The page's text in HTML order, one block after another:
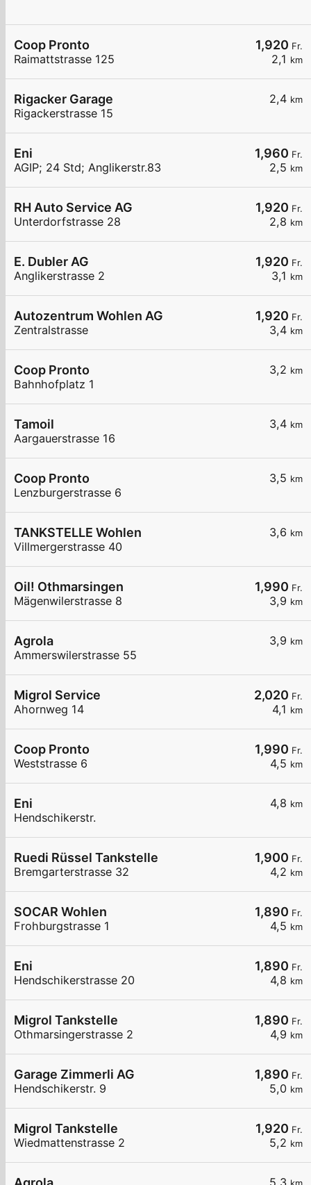
1,920 Fr.
2,1 km
Coop Pronto
Raimattstrasse 125
2,4 km
Rigacker Garage
Rigackerstrasse 15
1,960 Fr.
2,5 km
Eni
AGIP; 24 Std; Anglikerstr.83
1,920 Fr.
2,8 km
RH Auto Service AG
Unterdorfstrasse 28
1,920 Fr.
3,1 km
E. Dubler AG
Anglikerstrasse 2
1,920 Fr.
3,4 km
Autozentrum Wohlen AG
Zentralstrasse
3,2 km
Coop Pronto
Bahnhofplatz 1
3,4 km
Tamoil
Aargauerstrasse 16
3,5 km
Coop Pronto
Lenzburgerstrasse 6
3,6 km
TANKSTELLE Wohlen
Villmergerstrasse 40
1,990 Fr.
3,9 km
Oil! Othmarsingen
Mägenwilerstrasse 8
3,9 km
Agrola
Ammerswilerstrasse 55
2,020 Fr.
4,1 km
Migrol Service
Ahornweg 14
1,990 Fr.
4,5 km
Coop Pronto
Weststrasse 6
4,8 km
Eni
Hendschikerstr.
1,900 Fr.
4,2 km
Ruedi Rüssel Tankstelle
Bremgarterstrasse 32
1,890 Fr.
4,5 km
SOCAR Wohlen
Frohburgstrasse 1
1,890 Fr.
4,8 km
Eni
Hendschikerstrasse 20
1,890 Fr.
4,9 km
Migrol Tankstelle
Othmarsingerstrasse 2
1,890 Fr.
5,0 km
Garage Zimmerli AG
Hendschikerstr. 9
1,920 Fr.
5,2 km
Migrol Tankstelle
Wiedmattenstrasse 2